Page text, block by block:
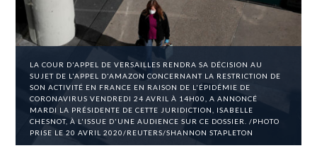
LA COUR D'APPEL DE VERSAILLES RENDRA SA DÉCISION AU
SUJET DE L'APPEL D'AMAZON CONCERNANT LA RESTRICTION DE
SON ACTIVITÉ EN FRANCE EN RAISON DE L'ÉPIDÉMIE DE
CORONAVIRUS VENDREDI 24 AVRIL À 14H00, A ANNONCÉ
MARDI LA PRÉSIDENTE DE CETTE JURIDICTION, ISABELLE
CHESNOT, À L'ISSUE D'UNE AUDIENCE SUR CE DOSSIER. /PHOTO
PRISE LE 20 AVRIL 2020/REUTERS/SHANNON STAPLETON